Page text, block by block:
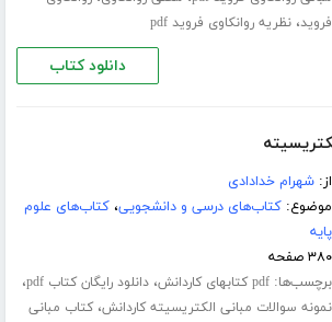
فروید،نظریه روانکاوی فروید pdf
دانلود کتاب
از:شهرام خدادادی
موضوع:کتاب‌های درسی و دانشجویی،کتاب‌های علوم
پایه
۳۸۰ صفحه
برچسب‌ها:pdf کتابهای کاردانش ،دانلود رایگان کتاب pdf ،
نمونه سوالات مبانی الکتریسیته کاردانش،کتاب مبانی